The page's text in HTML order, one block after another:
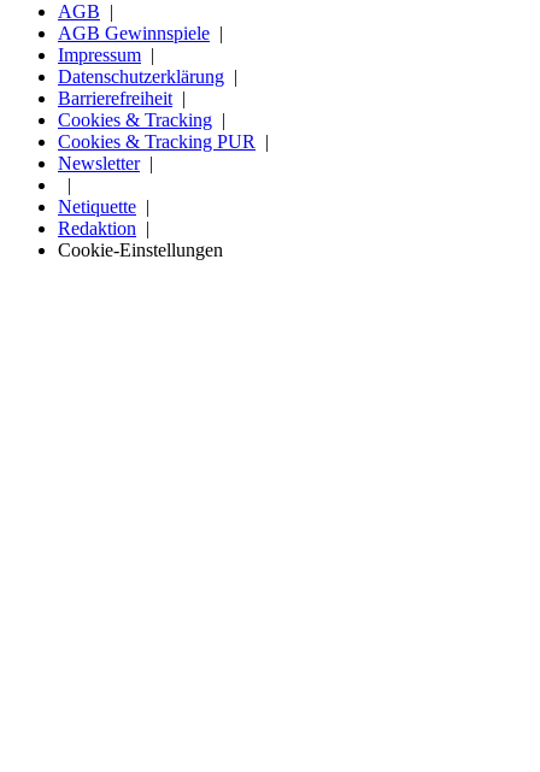
AGB
AGB Gewinnspiele
Impressum
Datenschutzerklärung
Barrierefreiheit
Cookies & Tracking
Cookies & Tracking PUR
Newsletter
Netiquette
Redaktion
Cookie-Einstellungen